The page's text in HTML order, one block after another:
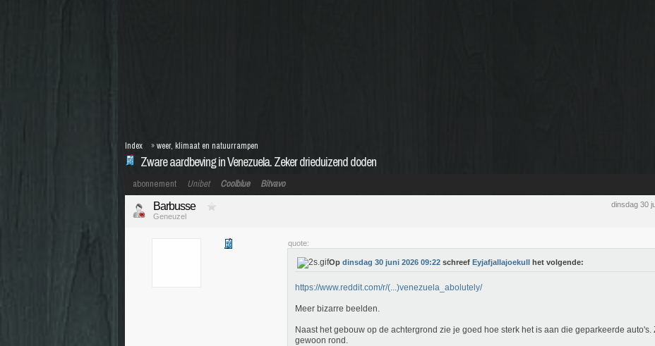
Zware aardbeving in Venezuela. Zeker drieduizend doden
Index »weer, klimaat en natuurrampen
abonnement Unibet Coolblue Bitvavo
dinsdag 30
Barbusse
Geneuzel
quote:
Op dinsdag 30 juni 2026 09:22 schreef Eyjafjallajoekull het volgende:
https://www.reddit.com/r/(...)venezuela_abolutely/
Meer bizarre beelden.
Naast het gebouw op de achtergrond zie je goed hoe sterk het is aan die geparkeerde auto's.
gewoon rond.